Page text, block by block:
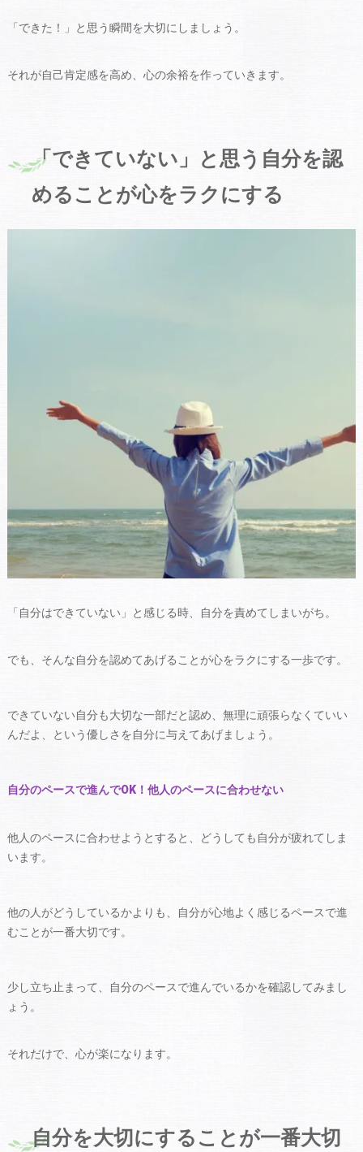
「できた！」と思う瞬間を大切にしましょう。
それが自己肯定感を高め、心の余裕を作っていきます。
「できていない」と思う自分を認
めることが心をラクにする
「自分はできていない」と感じる時、自分を責めてしまいがち。
でも、そんな自分を認めてあげることが心をラクにする一歩です。
できていない自分も大切な一部だと認め、無理に頑張らなくていい
んだよ、という優しさを自分に与えてあげましょう。
自分のペースで進んでOK！他人のペースに合わせない
他人のペースに合わせようとすると、どうしても自分が疲れてしま
います。
他の人がどうしているかよりも、自分が心地よく感じるペースで進
むことが一番大切です。
少し立ち止まって、自分のペースで進んでいるかを確認してみまし
ょう。
それだけで、心が楽になります。
自分を大切にすることが一番大切